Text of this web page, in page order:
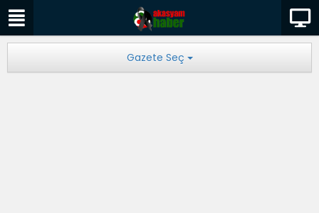
Gazete Seç